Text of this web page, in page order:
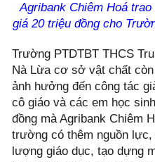
Agribank Chiêm Hoá
giá 20 triệu đồng cho
Trường PTDTBT THCS
Nà Lừa cơ sở vật chất
ảnh hưởng đến công tác
cô giáo và các em học
đồng mà Agribank Chiêm
trường có thêm nguồn lực,
lượng giáo dục, tạo dựng